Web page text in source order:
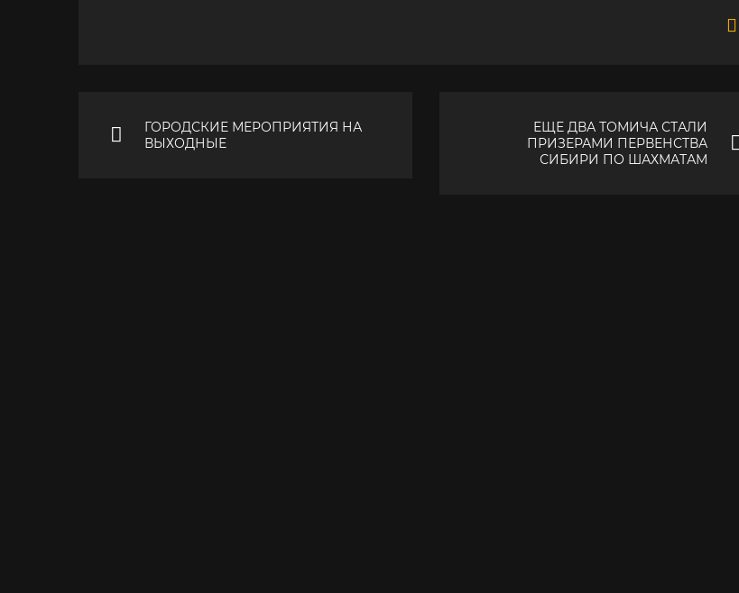
ГОРОДСКИЕ МЕРОПРИЯТИЯ НА
ВЫХОДНЫЕ
ЕЩЕ ДВА ТОМИЧА СТАЛИ
ПРИЗЕРАМИ ПЕРВЕНСТВА
СИБИРИ ПО ШАХМАТАМ